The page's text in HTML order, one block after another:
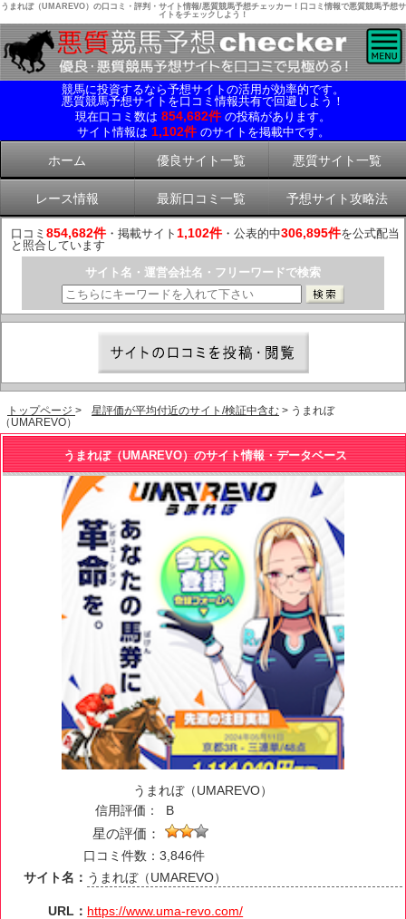
うまれぼ（UMAREVO）の口コミ・評判・サイト情報/悪質競馬予想チェッカー！口コミ情報で悪質競馬予想サ
イトをチェックしよう！
競馬に投資するなら予想サイトの活用が効率的です。
悪質競馬予想サイトを口コミ情報共有で回避しよう！
現在口コミ数は 854,682件 の投稿があります。
サイト情報は 1,102件 のサイトを掲載中です。
ホーム 優良サイト一覧 悪質サイト一覧
レース情報 最新口コミ一覧 予想サイト攻略法
口コミ 854,682件・掲載サイト 1,102件・公表的中306,895件を公式配当
と照合しています
サイト名・運営会社名・フリーワードで検索
トップページ > 星評価が平均付近のサイト/検証中含む > うまれぼ
（UMAREVO）
うまれぼ（UMAREVO）のサイト情報・データベース
うまれぼ（UMAREVO）
信用評価：
B
星の評価：
口コミ件数：3,846件
サイト名： うまれぼ（UMAREVO）
URL： https://www.uma-revo.com/